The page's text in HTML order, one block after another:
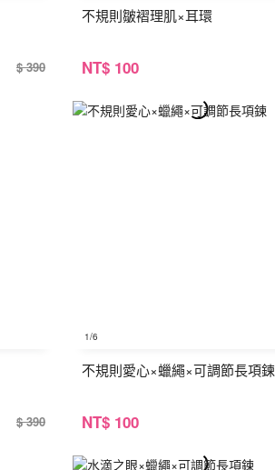
$ 390
不規則皺褶理肌×耳環
NT$ 100
$ 390
1/6
不規則愛心×蠟繩×可調節長項鍊
NT$ 100